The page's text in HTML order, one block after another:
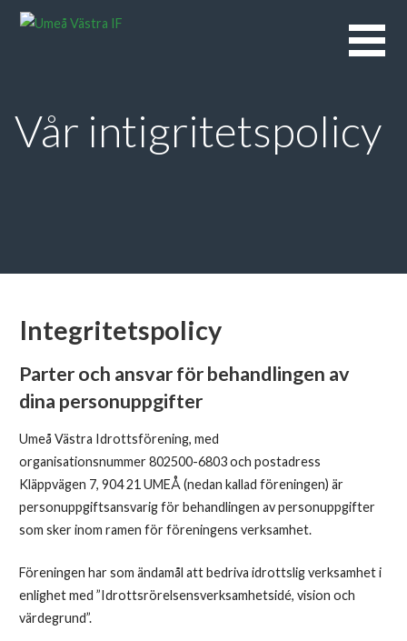
Hoppa
Vår intigritetspolicy
Integritetspolicy
Parter och ansvar för behandlingen av
dina personuppgifter
Umeå Västra Idrottsförening, med
organisationsnummer 802500-6803 och postadress
Kläppvägen 7, 904 21 UMEÅ (nedan kallad föreningen) är
personuppgiftsansvarig för behandlingen av personuppgifter
som sker inom ramen för föreningens verksamhet.
Föreningen har som ändamål att bedriva idrottslig verksamhet i
enlighet med ”Idrottsrörelsensverksamhetsidé, vision och
värdegrund”.